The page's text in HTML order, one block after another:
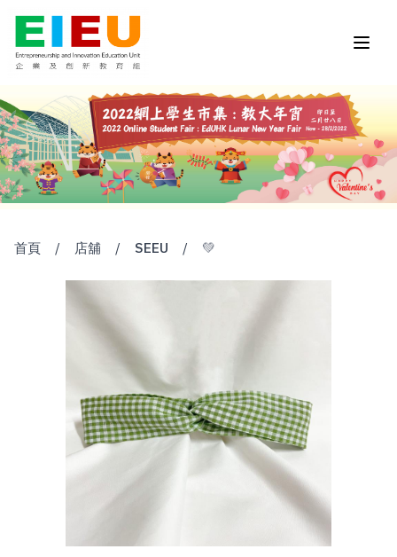
首頁 / 店舖 / SEEU / 💚